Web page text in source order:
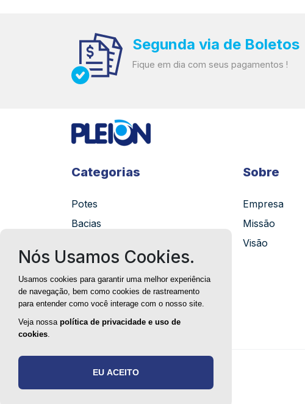
Segunda via de Boletos
Fique em dia com seus pagamentos !
Categorias
Potes
Bacias
Caixas
Organizadores
Lixeiras
Kits
Sobre
Empresa
Missão
Visão
Nós Usamos Cookies.
Usamos cookies para garantir uma melhor experiência
de navegação, bem como cookies de rastreamento
para entender como você interage com o nosso site.
Veja nossa política de privacidade e uso de
cookies.
EU ACEITO